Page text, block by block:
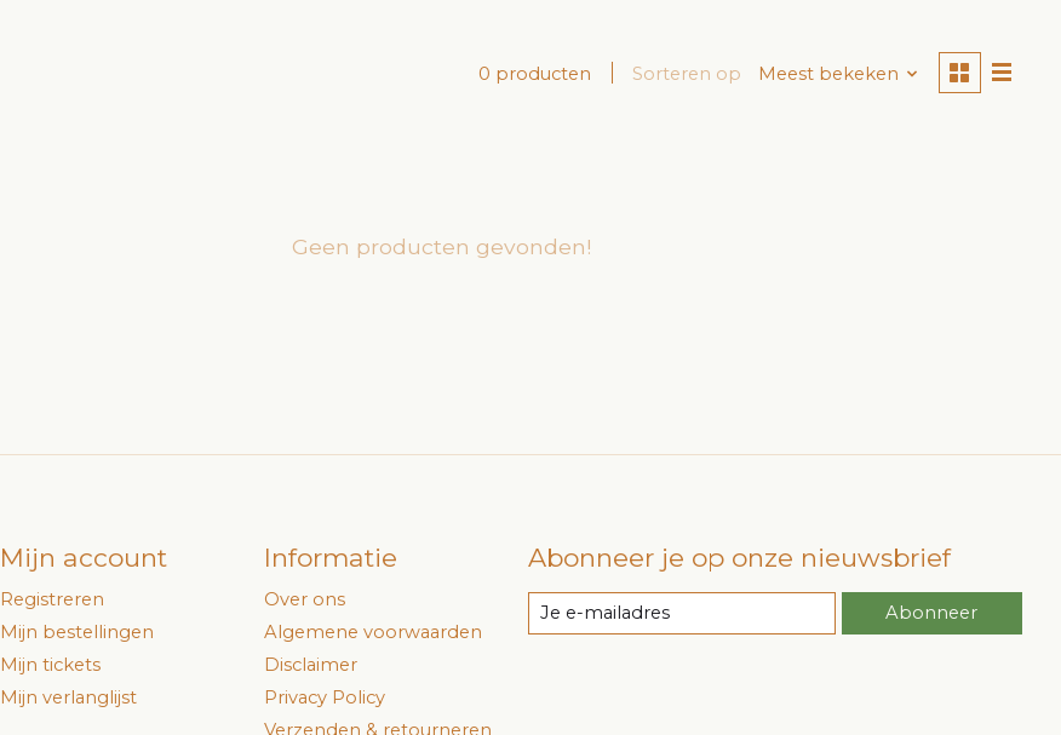
0 producten Sorteren op Meest bekeken
Geen producten gevonden!
Mijn account
Registreren
Mijn bestellingen
Mijn tickets
Mijn verlanglijst
Informatie
Over ons
Algemene voorwaarden
Disclaimer
Privacy Policy
Abonneer je op onze nieuwsbrief
Abonneer